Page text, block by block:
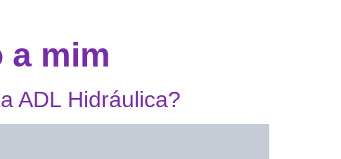
mim
ADL Hidráulica?